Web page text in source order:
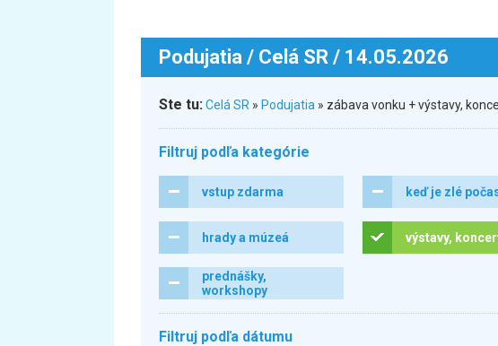
Podujatia / Celá SR / 14.05.2026
Ste tu:Celá SR » Podujatia » zábava vonku + výstavy,
Filtruj podľa kategórie
vstup zdarma keď je zlé
hrady a múzeá výstavy,
prednášky,
workshopy
Filtruj podľa dátumu